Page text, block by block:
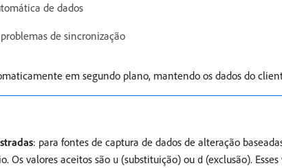
de dados
de sincronização
em segundo plano, mantendo os dados do
: para fontes de captura de dados de alteração
Os valores aceitos são u (substituição) ou d (exclusão).